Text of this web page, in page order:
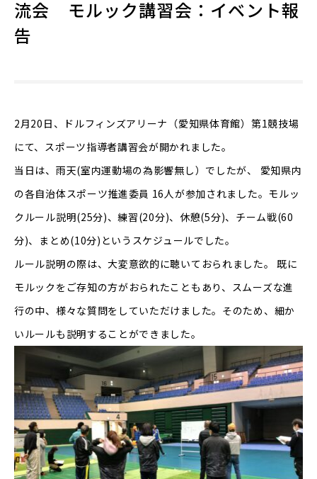
流会 モルック講習会：イベント報
告
2月20日、ドルフィンズアリーナ（愛知県体育館）第1競技場
にて、スポーツ指導者講習会が開かれました。
当日は、雨天(室内運動場の為影響無し）でしたが、 愛知県内
の各自治体スポーツ推進委員 16人が参加されました。モルッ
クルール説明(25分)、練習(20分)、休憩(5分)、チーム戦(60
分)、まとめ(10分)というスケジュールでした。
ルール説明の際は、大変意欲的に聴いておられました。 既に
モルックをご存知の方がおられたこともあり、スムーズな進
行の中、様々な質問をしていただけました。そのため、細か
いルールも説明することができました。